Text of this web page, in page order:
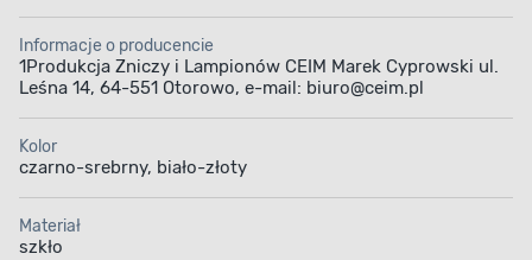
Informacje o producencie
1Produkcja Zniczy i Lampionów CEIM Marek Cyprowski ul.
Leśna 14, 64-551 Otorowo, e-mail: biuro@ceim.pl
Kolor
czarno-srebrny, biało-złoty
Materiał
szkło